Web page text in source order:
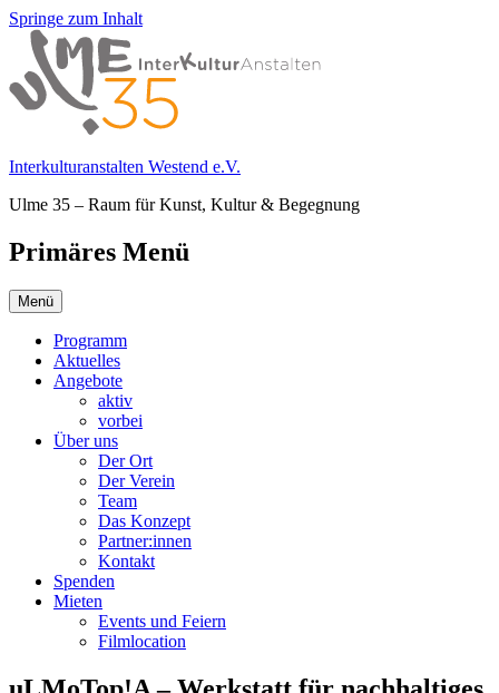
Springe zum Inhalt
Interkulturanstalten Westend e.V.
Ulme 35 – Raum für Kunst, Kultur & Begegnung
Primäres Menü
Menü
Programm
Aktuelles
Angebote
aktiv
vorbei
Über uns
Der Ort
Der Verein
Team
Das Konzept
Partner:innen
Kontakt
Spenden
Mieten
Events und Feiern
Filmlocation